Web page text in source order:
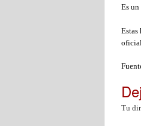
Es
Estas
oficial,
Tu